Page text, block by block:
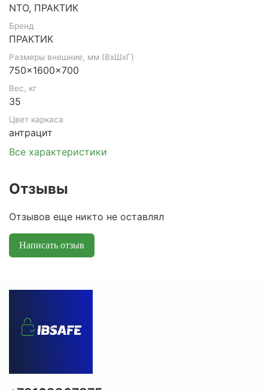
NTO, ПРАКТИК
Бренд
ПРАКТИК
Размеры внешние, мм (ВхШхГ)
750x1600x700
Вес, кг
35
Цвет каркаса
антрацит
Все характеристики
Отзывы
Отзывов еще никто не оставлял
Написать отзыв